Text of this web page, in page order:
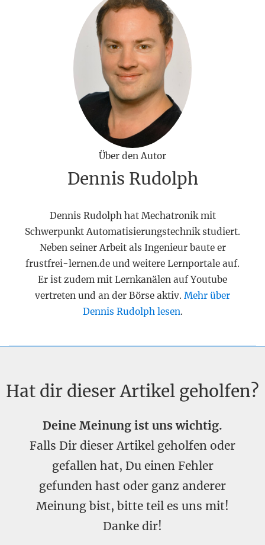
Über den Autor
Dennis Rudolph
Dennis Rudolph hat Mechatronik mit
Schwerpunkt Automatisierungstechnik studiert.
Neben seiner Arbeit als Ingenieur baute er
frustfrei-lernen.de und weitere Lernportale auf.
Er ist zudem mit Lernkanälen auf Youtube
vertreten und an der Börse aktiv. Mehr über
Dennis Rudolph lesen.
Hat dir dieser Artikel geholfen?
Deine Meinung ist uns wichtig.
Falls Dir dieser Artikel geholfen oder
gefallen hat, Du einen Fehler
gefunden hast oder ganz anderer
Meinung bist, bitte teil es uns mit!
Danke dir!